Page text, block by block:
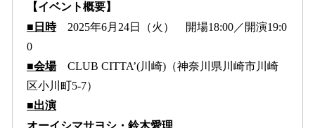
【イベント概要】
■日時
2025年6月24日（火） 開場18:00／開演19:0
0
■会場
CLUB CITTA’(川崎)（神奈川県川崎市川崎
区小川町5-7）
■出演
オーイシマサヨシ・鈴木愛理